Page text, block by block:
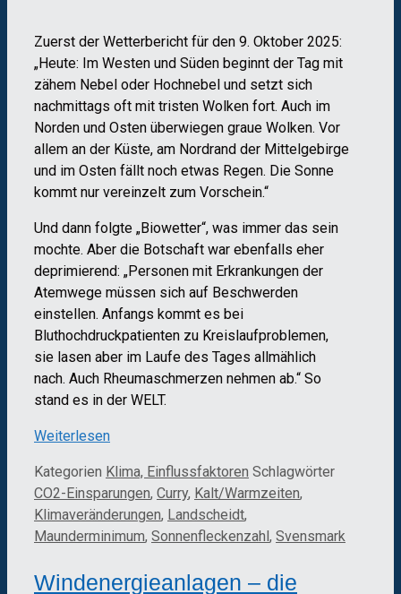
Zuerst der Wetterbericht für den 9. Oktober 2025:
„Heute: Im Westen und Süden beginnt der Tag mit
zähem Nebel oder Hochnebel und setzt sich
nachmittags oft mit tristen Wolken fort. Auch im
Norden und Osten überwiegen graue Wolken. Vor
allem an der Küste, am Nordrand der Mittelgebirge
und im Osten fällt noch etwas Regen. Die Sonne
kommt nur vereinzelt zum Vorschein.“
Und dann folgte „Biowetter“, was immer das sein
mochte. Aber die Botschaft war ebenfalls eher
deprimierend: „Personen mit Erkrankungen der
Atemwege müssen sich auf Beschwerden
einstellen. Anfangs kommt es bei
Bluthochdruckpatienten zu Kreislaufproblemen,
sie lasen aber im Laufe des Tages allmählich
nach. Auch Rheumaschmerzen nehmen ab.“ So
stand es in der WELT.
Weiterlesen
Kategorien Klima, Einflussfaktoren Schlagwörter
CO2-Einsparungen, Curry, Kalt/Warmzeiten,
Klimaveränderungen, Landscheidt,
Maunderminimum, Sonnenfleckenzahl, Svensmark
Windenergieanlagen – die